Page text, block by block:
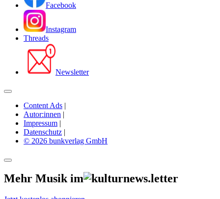
Facebook
Instagram
Threads
Newsletter
Content Ads |
Autor:innen |
Impressum |
Datenschutz |
© 2026 bunkverlag GmbH
Mehr Musik im